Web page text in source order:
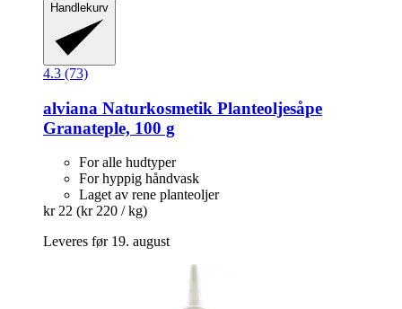
Handlekurv
4.3 (73)
alviana Naturkosmetik Planteoljesåpe
Granateple, 100 g
For alle hudtyper
For hyppig håndvask
Laget av rene planteoljer
kr 22 (kr 220 / kg)
Leveres før 19. august